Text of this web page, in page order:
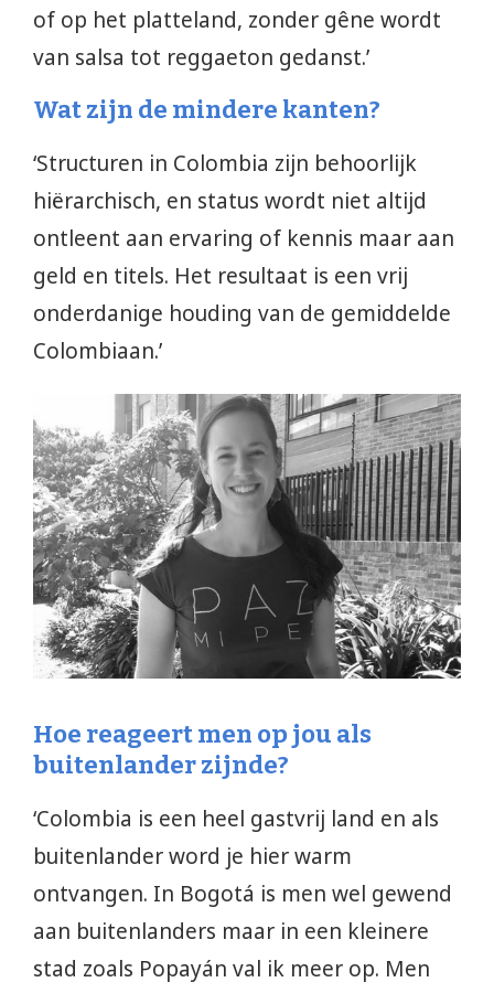
of op het platteland, zonder gêne wordt
van salsa tot reggaeton gedanst.’
Wat zijn de mindere kanten?
‘Structuren in Colombia zijn behoorlijk
hiërarchisch, en status wordt niet altijd
ontleent aan ervaring of kennis maar aan
geld en titels. Het resultaat is een vrij
onderdanige houding van de gemiddelde
Colombiaan.’
Hoe reageert men op jou als
buitenlander zijnde?
‘Colombia is een heel gastvrij land en als
buitenlander word je hier warm
ontvangen. In Bogotá is men wel gewend
aan buitenlanders maar in een kleinere
stad zoals Popayán val ik meer op. Men